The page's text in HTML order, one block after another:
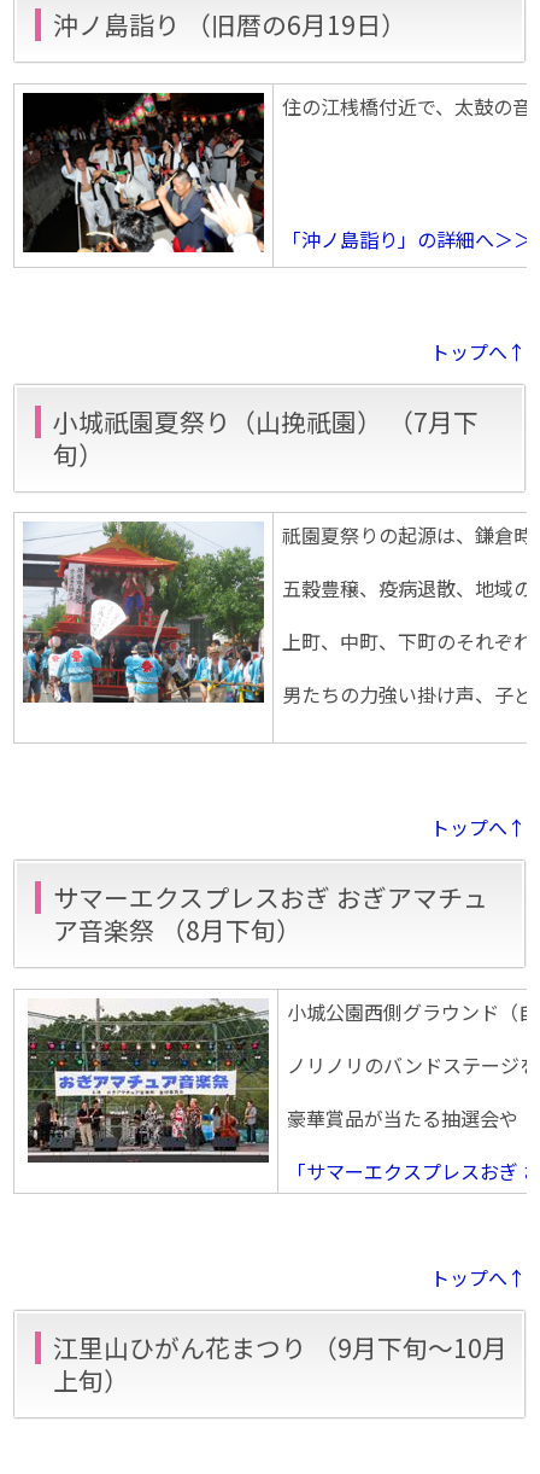
沖ノ島詣り （旧暦の6月19日）
住の江桟橋付近で、太鼓の
「沖ノ島詣り」の詳細へ＞＞
トップへ↑
小城祇園夏祭り（山挽祇園） （7月下
旬）
祇園夏祭りの起源は、鎌倉
五穀豊穣、疫病退散、地域
上町、中町、下町のそれぞ
男たちの力強い掛け声、子
トップへ↑
サマーエクスプレスおぎ おぎアマチュ
ア音楽祭 （8月下旬）
小城公園西側グラウンド（
ノリノリのバンドステージ
豪華賞品が当たる抽選会や
「サマーエクスプレスおぎ
トップへ↑
江里山ひがん花まつり （9月下旬〜10月
上旬）